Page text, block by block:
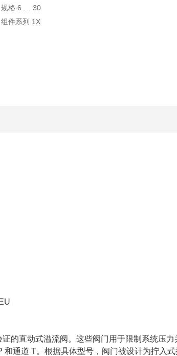
规格 6 … 30
组件系列 1X
直动式溢流阀。这些阀门用于限制系统压力
通道 T。根据具体型号，阀门被设计为拧入式